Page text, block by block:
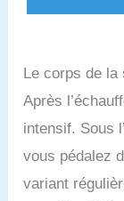
Le corps de la
Après
intensif. Sous
vous pédalez
variant